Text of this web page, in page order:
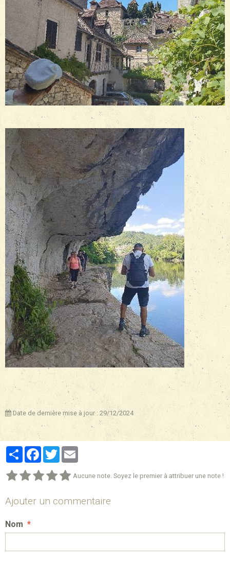
Date de dernière mise à jour : 29/12/2024
PartagerFacebook
Twitter
Aucune note. Soyez le premier à attribuer une note !
Ajouter un commentaire
Nom